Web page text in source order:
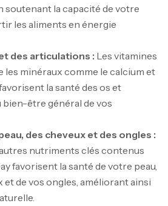
soutenant la capacité de votre
les aliments en énergie
des articulations : Les vitamines
les minéraux comme le calcium et
la santé des os et
être général de vos
des cheveux et des ongles :
nutriments clés contenus
favorisent la santé de votre peau,
et de vos ongles, améliorant ainsi
CREAPURE – 306 Gr –